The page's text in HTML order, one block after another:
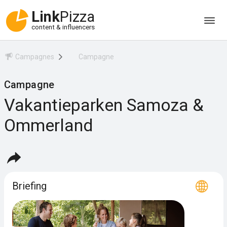
LinkPizza
content & influencers
Campagnes Campagne
Campagne
Vakantieparken Samoza &
Ommerland
Briefing